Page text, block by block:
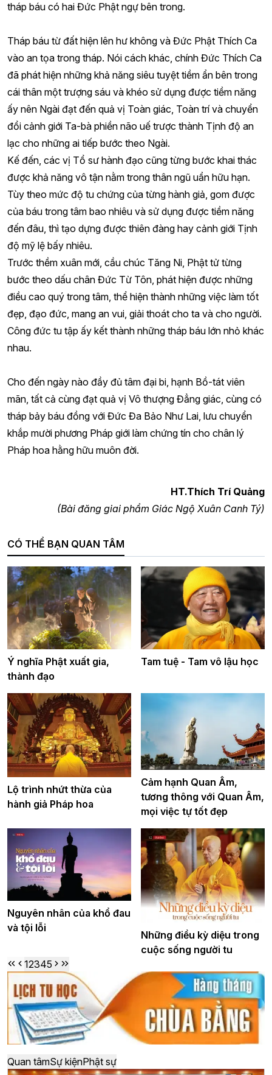
tháp báu có hai Đức Phật ngự bên trong.
Tháp báu từ đất hiện lên hư không và Đức Phật Thích Ca
vào an tọa trong tháp. Nói cách khác, chính Đức Thích Ca
đã phát hiện những khả năng siêu tuyệt tiềm ẩn bên trong
cái thân một trượng sáu và khéo sử dụng được tiềm năng
ấy nên Ngài đạt đến quả vị Toàn giác, Toàn trí và chuyển
đổi cảnh giới Ta-bà phiền não uế trược thành Tịnh độ an
lạc cho những ai tiếp bước theo Ngài.
Kế đến, các vị Tổ sư hành đạo cũng từng bước khai thác
được khả năng vô tận nằm trong thân ngũ uẩn hữu hạn.
Tùy theo mức độ tu chứng của từng hành giả, gom được
của báu trong tâm bao nhiêu và sử dụng được tiềm năng
đến đâu, thì tạo dựng được thiên đàng hay cảnh giới Tịnh
độ mỹ lệ bấy nhiêu.
Trước thềm xuân mới, cầu chúc Tăng Ni, Phật tử từng
bước theo dấu chân Đức Từ Tôn, phát hiện được những
điều cao quý trong tâm, thể hiện thành những việc làm tốt
đẹp, đạo đức, mang an vui, giải thoát cho ta và cho người.
Công đức tu tập ấy kết thành những tháp báu lớn nhỏ khác
nhau.
Cho đến ngày nào đầy đủ tâm đại bi, hạnh Bồ-tát viên
mãn, tất cả cùng đạt quả vị Vô thượng Đẳng giác, cùng có
tháp bảy báu đồng với Đức Đa Bảo Như Lai, lưu chuyển
khắp mười phương Pháp giới làm chứng tín cho chân lý
Pháp hoa hằng hữu muôn đời.
HT.Thích Trí Quảng
(Bài đăng giai phẩm Giác Ngộ Xuân Canh Tý)
CÓ THỂ BẠN QUAN TÂM
Ý nghĩa Phật xuất gia,
thành đạo
Tam tuệ - Tam vô lậu học
Lộ trình nhứt thừa của
hành giả Pháp hoa
Cảm hạnh Quan Âm,
tương thông với Quan Âm,
mọi việc tự tốt đẹp
Nguyên nhân của khổ đau
và tội lỗi
Những điều kỳ diệu trong
cuộc sống người tu
12345
Quan tâmSự kiệnPhật sự